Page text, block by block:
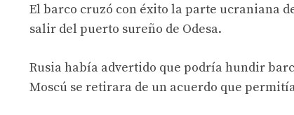
El barco cruzó con éxito la parte ucraniana
salir del puerto sureño de Odesa.
Rusia había advertido que podría hundir
Moscú se retirara de un acuerdo que